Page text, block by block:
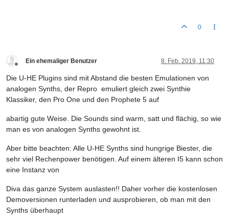
0
Ein ehemaliger Benutzer 8. Feb. 2019, 11:30
Die U-HE Plugins sind mit Abstand die besten Emulationen von
analogen Synths, der Repro emuliert gleich zwei Synthie
Klassiker, den Pro One und den Prophete 5 auf
abartig gute Weise. Die Sounds sind warm, satt und flächig, so wie
man es von analogen Synths gewohnt ist.
Aber bitte beachten: Alle U-HE Synths sind hungrige Biester, die
sehr viel Rechenpower benötigen. Auf einem älteren I5 kann schon
eine Instanz von
Diva das ganze System auslasten!! Daher vorher die kostenlosen
Demoversionen runterladen und ausprobieren, ob man mit den
Synths überhaupt